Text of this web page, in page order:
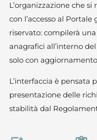
L’organizzazione che
con l’accesso al
riservato: compilerà
anagrafici all’interno
solo con
L’interfaccia è pensata
presentazione delle
stabilità dal